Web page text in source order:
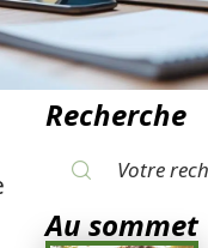
Recherche
Au sommet